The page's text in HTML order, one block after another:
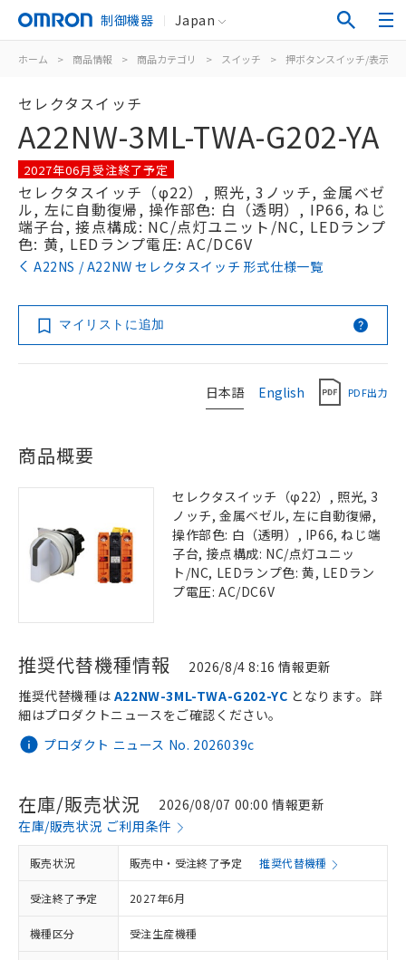
制御機器 Japan
ホーム > 商品情報 > 商品カテゴリ > スイッチ > 押ボタンスイッチ/表示灯
セレクタスイッチ
A22NW-3ML-TWA-G202-YA
2027年06月受注終了予定
セレクタスイッチ（φ22）, 照光, 3ノッチ, 金属ベゼ
ル, 左に自動復帰, 操作部色: 白（透明）, IP66, ねじ
端子台, 接点構成: NC/点灯ユニット/NC, LEDランプ
色: 黄, LEDランプ電圧: AC/DC6V
A22NS / A22NW セレクタスイッチ 形式仕様一覧
マイリストに追加
日本語 English PDF出力
商品概要
セレクタスイッチ（φ22）, 照光, 3
ノッチ, 金属ベゼル, 左に自動復帰,
操作部色: 白（透明）, IP66, ねじ端
子台, 接点構成: NC/点灯ユニッ
ト/NC, LEDランプ色: 黄, LEDラン
プ電圧: AC/DC6V
推奨代替機種情報 2026/8/4 8:16 情報更新
プロダクト ニュース No. 2026039c
推奨代替機種は A22NW-3ML-TWA-G202-YC となります。詳
細はプロダクトニュースをご確認ください。
在庫/販売状況
2026/08/07 00:00 情報更新
在庫/販売状況 ご利用条件
販売状況 販売中・受注終了予定 推奨代替機種
受注終了予定 2027年6月
機種区分 受注生産機種